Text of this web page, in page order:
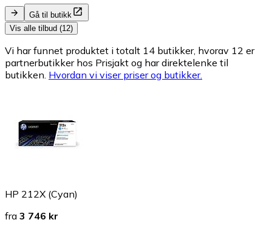
Gå til butikk
Vis alle tilbud (12)
Vi har funnet produktet i totalt 14 butikker, hvorav 12 er
partnerbutikker hos Prisjakt og har direktelenke til
butikken. Hvordan vi viser priser og butikker.
HP 212X (Cyan)
fra 3 746 kr